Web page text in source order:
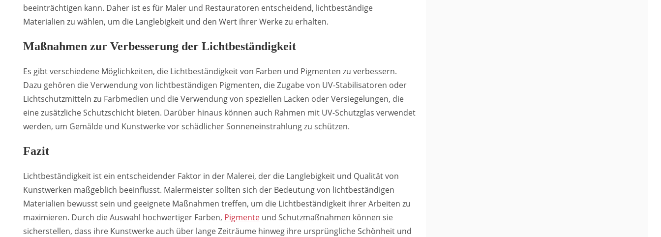
beeinträchtigen kann. Daher ist es für Maler und Restauratoren entscheidend, lichtbeständige
Materialien zu wählen, um die Langlebigkeit und den Wert ihrer Werke zu erhalten.
Maßnahmen zur Verbesserung der Lichtbeständigkeit
Es gibt verschiedene Möglichkeiten, die Lichtbeständigkeit von Farben und Pigmenten zu verbessern.
Dazu gehören die Verwendung von lichtbeständigen Pigmenten, die Zugabe von UV-Stabilisatoren oder
Lichtschutzmitteln zu Farbmedien und die Verwendung von speziellen Lacken oder Versiegelungen, die
eine zusätzliche Schutzschicht bieten. Darüber hinaus können auch Rahmen mit UV-Schutzglas verwendet
werden, um Gemälde und Kunstwerke vor schädlicher Sonneneinstrahlung zu schützen.
Fazit
Lichtbeständigkeit ist ein entscheidender Faktor in der Malerei, der die Langlebigkeit und Qualität von
Kunstwerken maßgeblich beeinflusst. Malermeister sollten sich der Bedeutung von lichtbeständigen
Materialien bewusst sein und geeignete Maßnahmen treffen, um die Lichtbeständigkeit ihrer Arbeiten zu
maximieren. Durch die Auswahl hochwertiger Farben, Pigmente und Schutzmaßnahmen können sie
sicherstellen, dass ihre Kunstwerke auch über lange Zeiträume hinweg ihre ursprüngliche Schönheit und